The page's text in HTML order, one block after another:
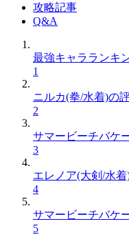
攻略記事
Q&A
最強キャラランキ
1
ニルカ(拳/水着)の
2
サマービーチバケ
3
エレノア(大剣/水
4
サマービーチバケ
5